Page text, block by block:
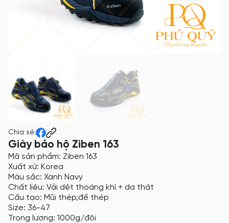
Chia sẻ:
Giày bảo hộ Ziben 163
Mã sản phẩm: Ziben 163
Xuất xứ: Korea
Màu sắc: Xanh Navy
Chất liệu: Vải dệt thoáng khí + da thật
Cấu tạo: Mũi thép,đế thép
Size: 36-47
Trọng lượng: 1000g/đôi